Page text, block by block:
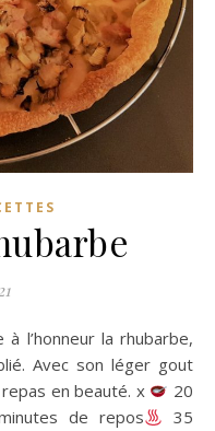
Avec son léger gout
en beauté. x
20
de repos
35